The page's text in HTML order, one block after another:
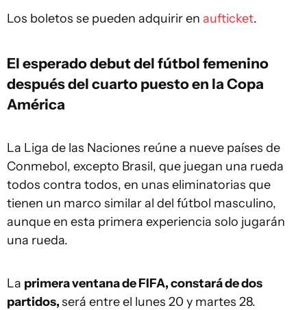
Los boletos se pueden adquirir en aufticket.
El esperado debut del fútbol femenino
después del cuarto puesto en la Copa
América
La Liga de las Naciones reúne a nueve países de
Conmebol, excepto Brasil, que juegan una rueda
todos contra todos, en unas eliminatorias que
tienen un marco similar al del fútbol masculino,
aunque en esta primera experiencia solo jugarán
una rueda.
La primera ventana de FIFA, constará de dos
partidos,será entre el lunes 20 y martes 28.